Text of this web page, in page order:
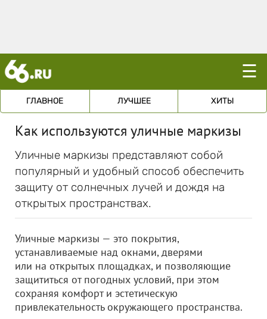
☰
ГЛАВНОЕ ЛУЧШЕЕ ХИТЫ
Как используются уличные маркизы
Уличные маркизы представляют собой
популярный и удобный способ обеспечить
защиту от солнечных лучей и дождя на
открытых пространствах.
Уличные маркизы — это покрытия,
устанавливаемые над окнами, дверями
или на открытых площадках, и позволяющие
защититься от погодных условий, при этом
сохраняя комфорт и эстетическую
привлекательность окружающего пространства.